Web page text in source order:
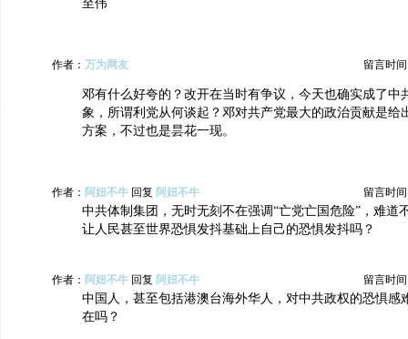
至伟
作者： 万为网友 留言时间
邓有什么好夸的？改开在当时有争议，今天也确实成了中
象，所谓利党从何谈起？邓对共产党最大的政治贡献是给
方案，不过也是昙花一现。
作者： 阿妞不牛 回复 阿妞不牛 留言时间
中共体制集团，无时无刻不在强调“亡党亡国危险”，难道
让人民甚至世界恐惧发抖基础上自己的恐惧发抖吗？
作者： 阿妞不牛 回复 阿妞不牛 留言时间
中国人，甚至包括港澳台海外华人，对中共政权的恐惧感
在吗？